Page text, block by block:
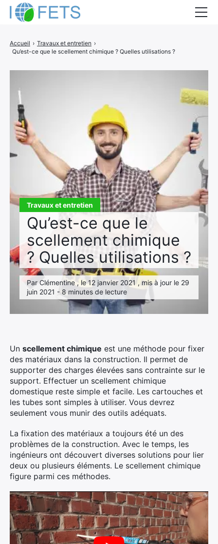
Travaux et entretien
Qu’est-ce que le
scellement chimique
? Quelles utilisations ?
Par Clémentine , le 12 janvier 2021 , mis à jour le 29
juin 2021 - 8 minutes de lecture
Accueil › Travaux et entretien ›
Qu’est-ce que le scellement chimique ? Quelles utilisations ?
Un scellement chimique est une méthode pour fixer
des matériaux dans la construction. Il permet de
supporter des charges élevées sans contrainte sur le
support. Effectuer un scellement chimique
domestique reste simple et facile. Les cartouches et
les tubes sont simples à utiliser. Vous devrez
seulement vous munir des outils adéquats.
La fixation des matériaux a toujours été un des
problèmes de la construction. Avec le temps, les
ingénieurs ont découvert diverses solutions pour lier
deux ou plusieurs éléments. Le scellement chimique
figure parmi ces méthodes.
Actualités
Aides à la rénovation
DEVIS